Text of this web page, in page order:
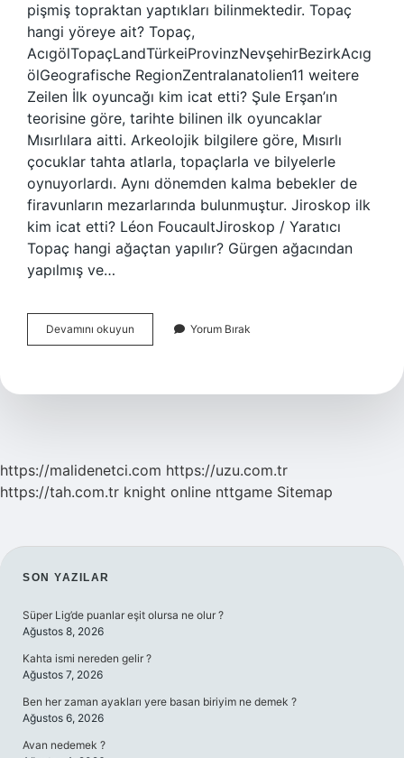
pişmiş topraktan yaptıkları bilinmektedir. Topaç
hangi yöreye ait? Topaç,
AcıgölTopaçLandTürkeiProvinzNevşehirBezirkAcıg
ölGeografische RegionZentralanatolien11 weitere
Zeilen İlk oyuncağı kim icat etti? Şule Erşan’ın
teorisine göre, tarihte bilinen ilk oyuncaklar
Mısırlılara aitti. Arkeolojik bilgilere göre, Mısırlı
çocuklar tahta atlarla, topaçlarla ve bilyelerle
oynuyorlardı. Aynı dönemden kalma bebekler de
firavunların mezarlarında bulunmuştur. Jiroskop ilk
kim icat etti? Léon FoucaultJiroskop / Yaratıcı
Topaç hangi ağaçtan yapılır? Gürgen ağacından
yapılmış ve…
Devamını okuyun
Kim
Yorum Bırak
https://malidenetci.com https://uzu.com.tr
https://tah.com.tr knight online nttgame Sitemap
SIDEBAR
SON YAZILAR
Süper Lig’de puanlar eşit olursa ne olur ?
Ağustos 8, 2026
Kahta ismi nereden gelir ?
Ağustos 7, 2026
Ben her zaman ayakları yere basan biriyim ne demek ?
Ağustos 6, 2026
Avan nedemek ?